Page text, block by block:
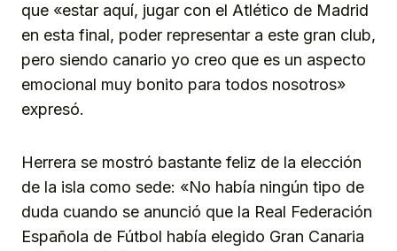
que «estar aquí, jugar con el Atlético de Madrid
en esta final, poder representar a este gran club,
pero siendo canario yo creo que es un aspecto
emocional muy bonito para todos nosotros»
expresó.
Herrera se mostró bastante feliz de la elección
de la isla como sede: «No había ningún tipo de
duda cuando se anunció que la Real Federación
Española de Fútbol había elegido Gran Canaria